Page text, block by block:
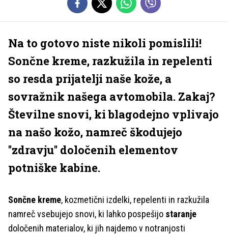
Na to gotovo niste nikoli pomislili!
Sončne kreme, razkužila in repelenti
so resda prijatelji naše kože, a
sovražnik našega avtomobila. Zakaj?
Številne snovi, ki blagodejno vplivajo
na našo kožo, namreč škodujejo
''zdravju'' določenih elementov
potniške kabine.
Sončne kreme, kozmetični izdelki, repelenti in razkužila
namreč vsebujejo snovi, ki lahko pospešijo staranje
določenih materialov, ki jih najdemo v notranjosti